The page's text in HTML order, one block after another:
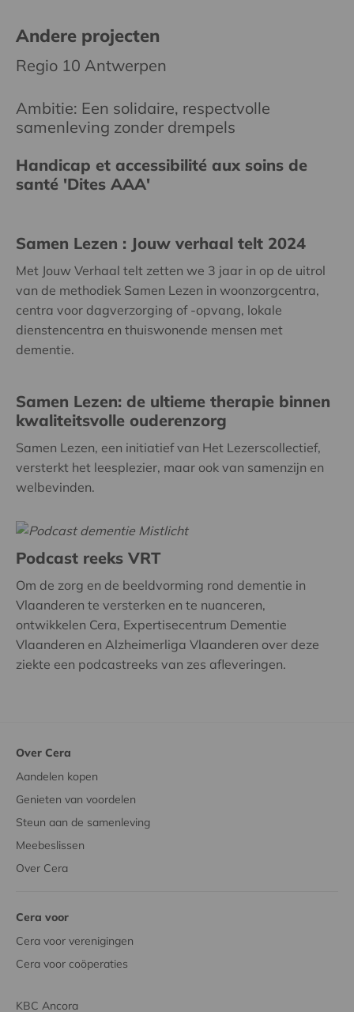
Andere projecten
Regio 10 Antwerpen
Ambitie: Een solidaire, respectvolle
samenleving zonder drempels
Handicap et accessibilité aux soins de
santé 'Dites AAA'
Samen Lezen : Jouw verhaal telt 2024
Met Jouw Verhaal telt zetten we 3 jaar in op de uitrol
van de methodiek Samen Lezen in woonzorgcentra,
centra voor dagverzorging of -opvang, lokale
dienstencentra en thuiswonende mensen met
dementie.
Samen Lezen: de ultieme therapie binnen
kwaliteitsvolle ouderenzorg
Samen Lezen, een initiatief van Het Lezerscollectief,
versterkt het leesplezier, maar ook van samenzijn en
welbevinden.
Podcast reeks VRT
Om de zorg en de beeldvorming rond dementie in
Vlaanderen te versterken en te nuanceren,
ontwikkelen Cera, Expertisecentrum Dementie
Vlaanderen en Alzheimerliga Vlaanderen over deze
ziekte een podcastreeks van zes afleveringen.
Over Cera
Aandelen kopen
Genieten van voordelen
Steun aan de samenleving
Meebeslissen
Over Cera
Cera voor
Cera voor verenigingen
Cera voor coöperaties
KBC Ancora